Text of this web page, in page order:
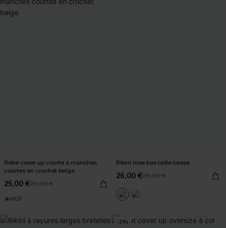
Robe cover up courte à manches
courtes en crochet beige
25,00 €29,00 €
🔥HOT
Bikini rose bas taille basse
26,00 €29,00 €
-21%